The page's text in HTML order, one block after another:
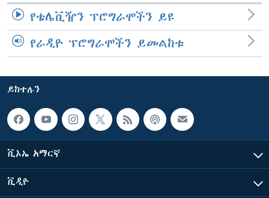
የቴሌቪዥን ፕሮግራሞችን ይዩ
የራዲዮ ፕሮግራሞችን ይመልከቱ
ይከተሉን
ቪኦኤ አማርኛ
ቪዲዮ